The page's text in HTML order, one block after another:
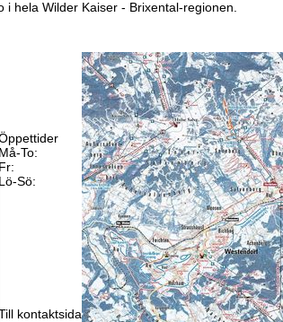
Må-To:
09.00–17.00
Fr:
09.00–14.00
Lö-Sö:
Stängt
kontaktsidan
Rådgivning
i hela Wilder Kaiser - Brixental-regionen.